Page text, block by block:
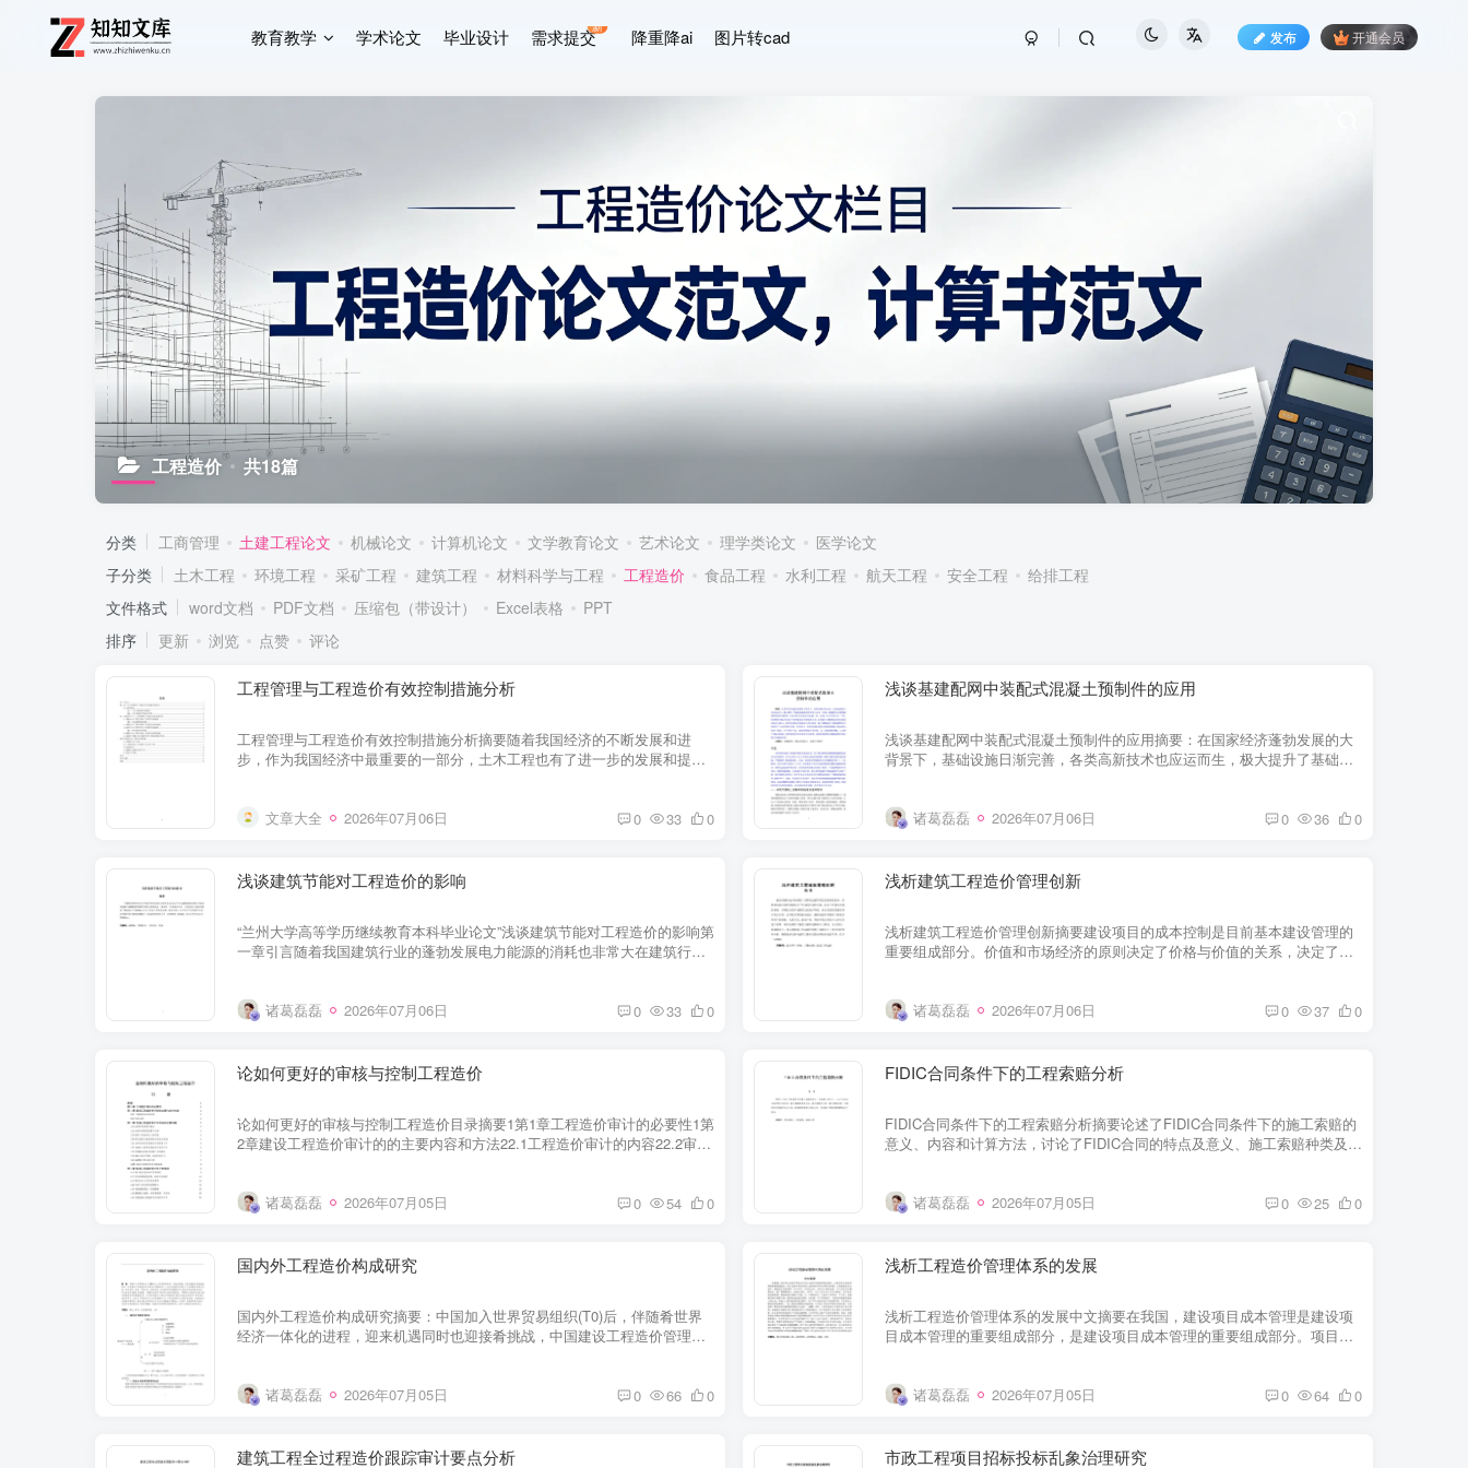
教育教学 学术论文 毕业设计 需求提交新 降重降ai 图片转cad 发布 开通会员
工程造价 共18篇
分类 工商管理 土建工程论文 机械论文 计算机论文 文学教育论文 艺术论文 理学类论文
医学论文
子分类
土木工程 环境工程 采矿工程 建筑工程 材料科学与工程 工程造价 食品工程 水利工程 航天工程 安全工程
给排工程
文件格式
word文档 PDF文档 压缩包（带设计） Excel表格
PPT
排序
更新 浏览 点赞 评论
工程管理与工程造价有效控制措施分析
工程管理与工程造价有效控制措施分析摘要随着我国经济的不断发展和进
步，作为我国经济中最重要的一部分，土木工程也有了进一步的发展和提
文章大全
2026年07月06日 0 33 0
浅谈基建配网中装配式混凝土预制件的应用
浅谈基建配网中装配式混凝土预制件的应用摘要：在国家经济蓬勃发展的大
背景下，基础设施日渐完善，各类高新技术也应运而生，极大提升了基础设
诸葛磊磊
2026年07月06日 0 36 0
浅谈建筑节能对工程造价的影响
“兰州大学高等学历继续教育本科毕业论文”浅谈建筑节能对工程造价的影响第
一章引言随着我国建筑行业的蓬勃发展电力能源的消耗也非常大在建筑行业
诸葛磊磊
2026年07月06日 0 33 0
浅析建筑工程造价管理创新
浅析建筑工程造价管理创新摘要建设项目的成本控制是目前基本建设管理的
重要组成部分。价值和市场经济的原则决定了价格与价值的关系，决定了价
诸葛磊磊
2026年07月06日 0 37 0
论如何更好的审核与控制工程造价
论如何更好的审核与控制工程造价目录摘要1第1章工程造价审计的必要性1第
2章建设工程造价审计的的主要内容和方法22.1工程造价审计的内容22.2审计
诸葛磊磊
2026年07月05日 0 54 0
FIDIC合同条件下的工程索赔分析
FIDIC合同条件下的工程索赔分析摘要论述了FIDIC合同条件下的施工索赔的
意义、内容和计算方法，讨论了FIDIC合同的特点及意义、施工索赔种类及方
诸葛磊磊
2026年07月05日 0 25 0
国内外工程造价构成研究
国内外工程造价构成研究摘要：中国加入世界贸易组织(T0)后，伴随肴世界
经济一体化的进程，迎来机遇同时也迎接肴挑战，中国建设工程造价管理如
诸葛磊磊
2026年07月05日 0 66 0
浅析工程造价管理体系的发展
浅析工程造价管理体系的发展中文摘要在我国，建设项目成本管理是建设项
目成本管理的重要组成部分，是建设项目成本管理的重要组成部分。项目成
诸葛磊磊
2026年07月05日 0 64 0
建筑工程全过程造价跟踪审计要点分析 市政工程项目招标投标乱象治理研究